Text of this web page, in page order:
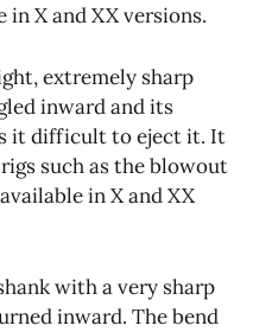
X and XX versions.
extremely sharp
inward and its
it difficult to eject it. It
such as the blowout
in X and XX
with a very sharp
inward. The bend